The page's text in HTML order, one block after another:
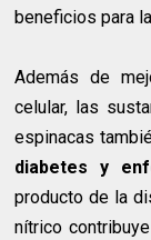
beneficios para
Además de
celular, las
espinacas
diabetes y
producto de la
nítrico